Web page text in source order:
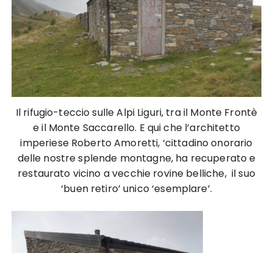
Il rifugio-teccio sulle Alpi Liguri, tra il Monte Frontè
e il Monte Saccarello. E qui che l’architetto
imperiese Roberto Amoretti, ‘cittadino onorario
delle nostre splende montagne, ha recuperato e
restaurato vicino a vecchie rovine belliche, il suo
‘buen retiro’ unico ‘esemplare’.